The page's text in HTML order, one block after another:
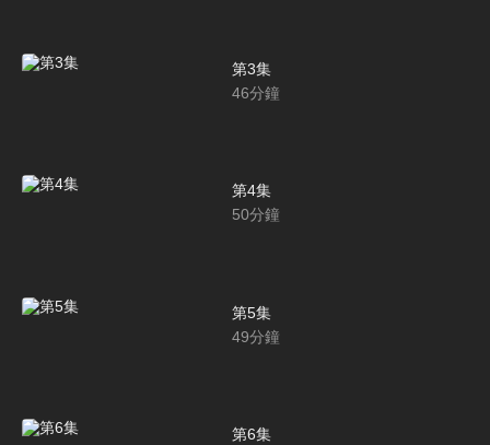
第3集
46分鐘
第4集
50分鐘
第5集
49分鐘
第6集